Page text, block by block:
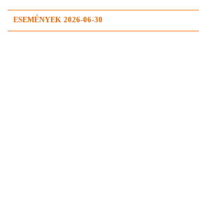
ESEMÉNYEK 2026-06-30